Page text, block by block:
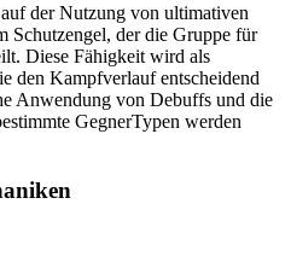
der Nutzung von ultimativen
Schutzengel, der die Gruppe für
Diese Fähigkeit wird als
den Kampfverlauf entscheidend
Anwendung von Debuffs und die
GegnerTypen werden